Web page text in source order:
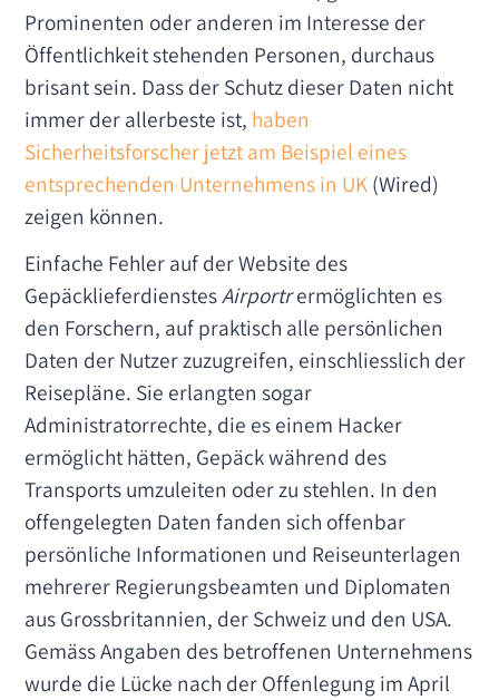
Prominenten oder anderen im Interesse der
Öffentlichkeit stehenden Personen, durchaus
brisant sein. Dass der Schutz dieser Daten nicht
immer der allerbeste ist, haben
Sicherheitsforscher jetzt am Beispiel eines
entsprechenden Unternehmens in UK(Wired)
zeigen können.
Einfache Fehler auf der Website des
GepäcklieferdienstesAirportrermöglichten es
den Forschern, auf praktisch alle persönlichen
Daten der Nutzer zuzugreifen, einschliesslich der
Reisepläne. Sie erlangten sogar
Administratorrechte, die es einem Hacker
ermöglicht hätten, Gepäck während des
Transports umzuleiten oder zu stehlen. In den
offengelegten Daten fanden sich offenbar
persönliche Informationen und Reiseunterlagen
mehrerer Regierungsbeamten und Diplomaten
aus Grossbritannien, der Schweiz und den USA.
Gemäss Angaben des betroffenen Unternehmens
wurde die Lücke nach der Offenlegung im April